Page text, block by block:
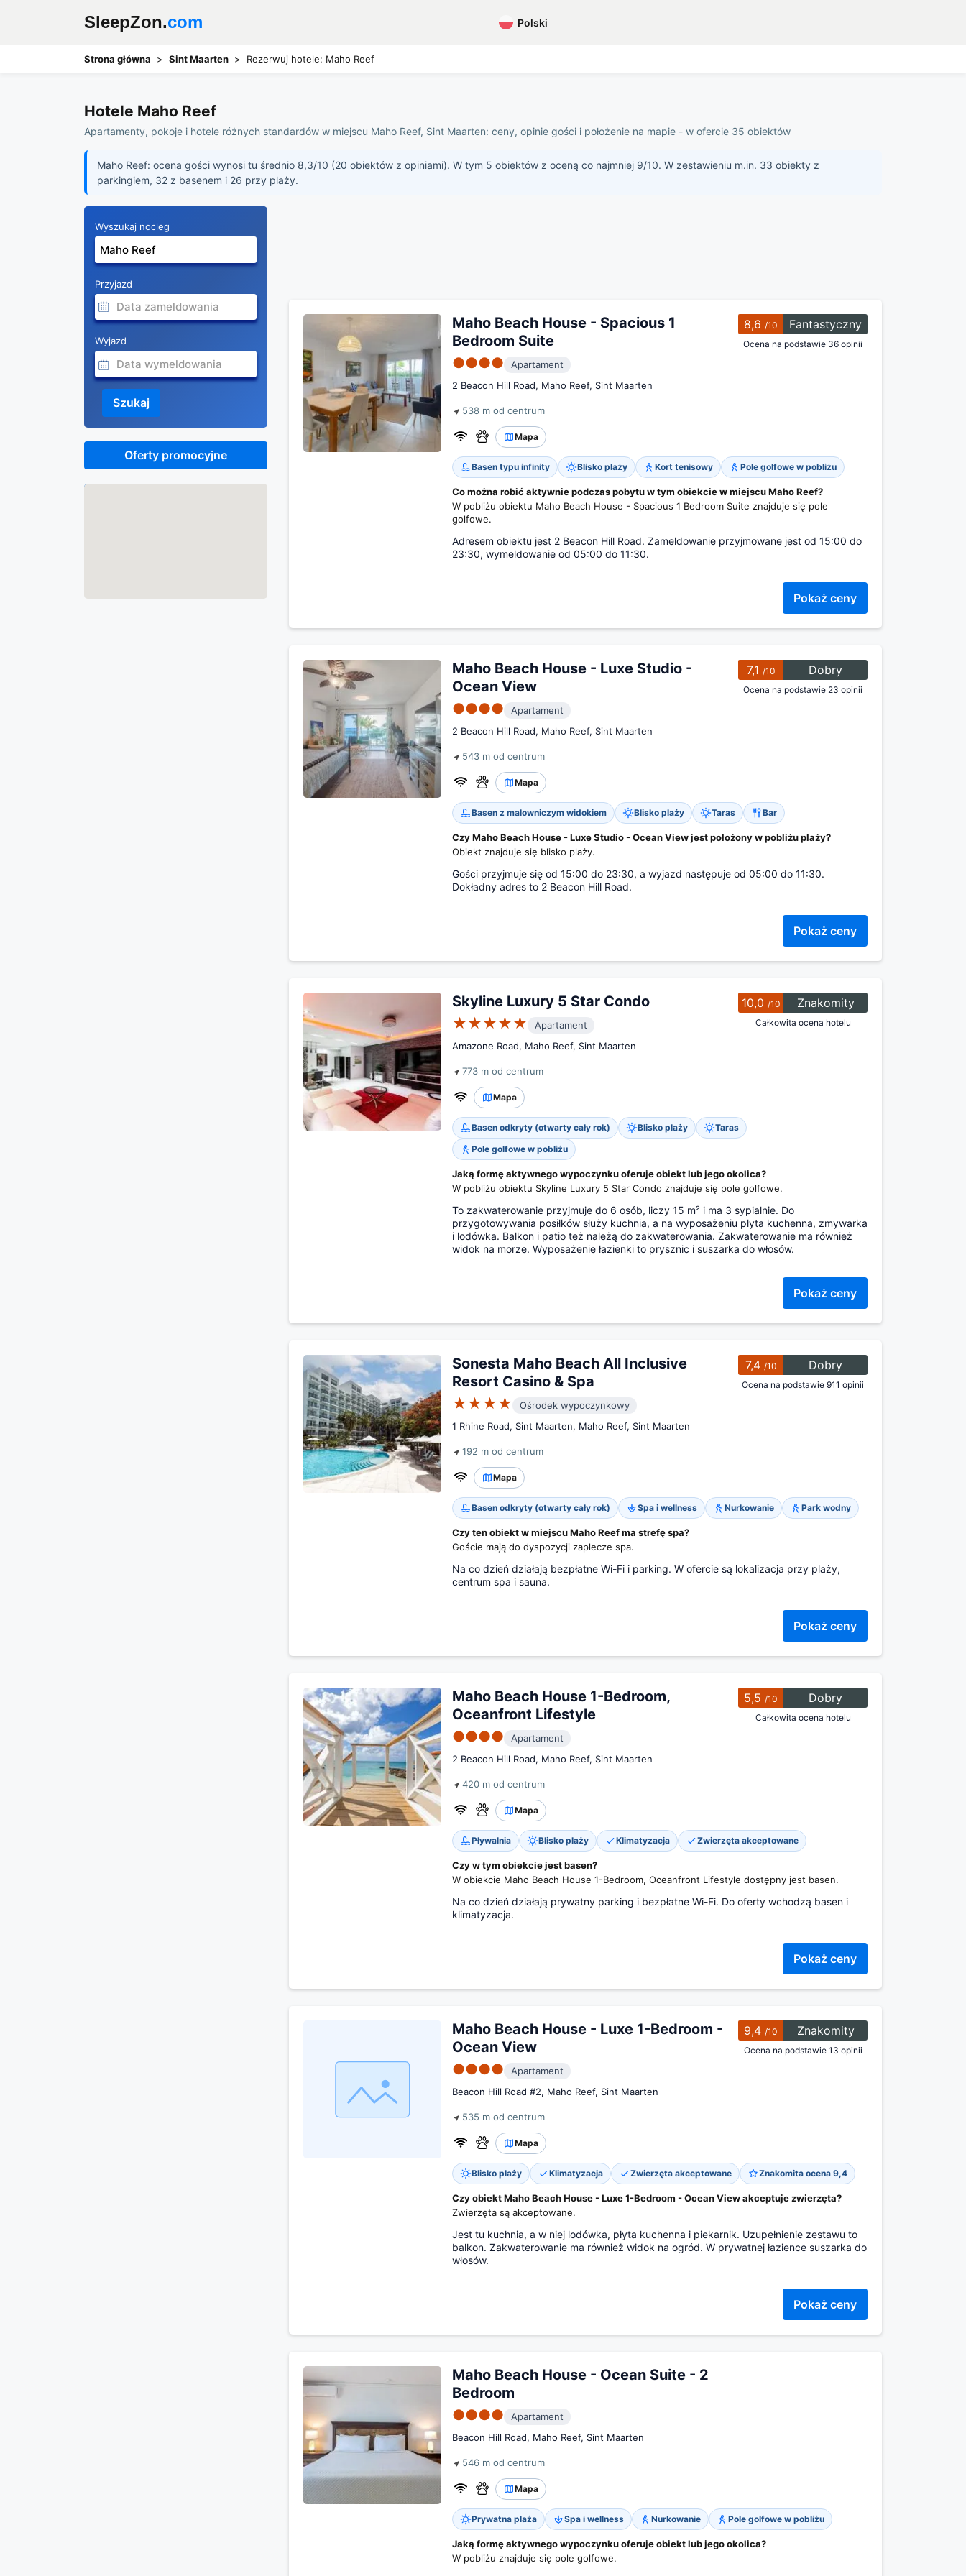
SleepZon.com Polski
Strona główna Sint Maarten Rezerwuj hotele: Maho Reef
Hotele Maho Reef
Apartamenty, pokoje i hotele różnych standardów w miejscu Maho Reef, Sint Maarten: ceny, opinie gości i położenie na mapie - w ofercie 35 obiektów
Maho Reef: ocena gości wynosi tu średnio 8,3/10 (20 obiektów z opiniami). W tym 5 obiektów z oceną co najmniej 9/10. W zestawieniu m.in. 33 obiekty z
parkingiem, 32 z basenem i 26 przy plaży.
8,6 /10 Fantastyczny
Ocena na podstawie 36 opinii
Maho Beach House - Spacious 1
Bedroom Suite
●●●●
Apartament
2 Beacon Hill Road, Maho Reef, Sint Maarten
538 m od centrum
Mapa
Basen typu infinity Blisko plaży Kort tenisowy Pole golfowe w pobliżu
Co można robić aktywnie podczas pobytu w tym obiekcie w miejscu Maho Reef?
W pobliżu obiektu Maho Beach House - Spacious 1 Bedroom Suite znajduje się pole
golfowe.
Adresem obiektu jest 2 Beacon Hill Road. Zameldowanie przyjmowane jest od 15:00 do
23:30, wymeldowanie od 05:00 do 11:30.
Pokaż ceny
7,1 /10 Dobry
Ocena na podstawie 23 opinii
Maho Beach House - Luxe Studio -
Ocean View
●●●●
Apartament
2 Beacon Hill Road, Maho Reef, Sint Maarten
543 m od centrum
Mapa
Basen z malowniczym widokiem Blisko plaży Taras Bar
Czy Maho Beach House - Luxe Studio - Ocean View jest położony w pobliżu plaży?
Obiekt znajduje się blisko plaży.
Gości przyjmuje się od 15:00 do 23:30, a wyjazd następuje od 05:00 do 11:30.
Dokładny adres to 2 Beacon Hill Road.
Pokaż ceny
10,0 /10 Znakomity
Całkowita ocena hotelu
Skyline Luxury 5 Star Condo
★★★★★
Apartament
Amazone Road, Maho Reef, Sint Maarten
773 m od centrum
Mapa
Basen odkryty (otwarty cały rok) Blisko plaży
Taras
Pole golfowe w pobliżu
Jaką formę aktywnego wypoczynku oferuje obiekt lub jego okolica?
W pobliżu obiektu Skyline Luxury 5 Star Condo znajduje się pole golfowe.
To zakwaterowanie przyjmuje do 6 osób, liczy 15 m² i ma 3 sypialnie. Do
przygotowywania posiłków służy kuchnia, a na wyposażeniu płyta kuchenna, zmywarka
i lodówka. Balkon i patio też należą do zakwaterowania. Zakwaterowanie ma również
widok na morze. Wyposażenie łazienki to prysznic i suszarka do włosów.
Pokaż ceny
7,4 /10 Dobry
Ocena na podstawie 911 opinii
Sonesta Maho Beach All Inclusive
Resort Casino & Spa
★★★★
Ośrodek wypoczynkowy
1 Rhine Road, Sint Maarten, Maho Reef, Sint Maarten
192 m od centrum
Mapa
Basen odkryty (otwarty cały rok) Spa i wellness Nurkowanie Park wodny
Czy ten obiekt w miejscu Maho Reef ma strefę spa?
Goście mają do dyspozycji zaplecze spa.
Na co dzień działają bezpłatne Wi-Fi i parking. W ofercie są lokalizacja przy plaży,
centrum spa i sauna.
Pokaż ceny
5,5 /10 Dobry
Całkowita ocena hotelu
Maho Beach House 1-Bedroom,
Oceanfront Lifestyle
●●●●
Apartament
2 Beacon Hill Road, Maho Reef, Sint Maarten
420 m od centrum
Mapa
Pływalnia Blisko plaży Klimatyzacja Zwierzęta akceptowane
Czy w tym obiekcie jest basen?
W obiekcie Maho Beach House 1-Bedroom, Oceanfront Lifestyle dostępny jest basen.
Na co dzień działają prywatny parking i bezpłatne Wi-Fi. Do oferty wchodzą basen i
klimatyzacja.
Pokaż ceny
9,4 /10 Znakomity
Ocena na podstawie 13 opinii
Maho Beach House - Luxe 1-Bedroom -
Ocean View
●●●●
Apartament
Beacon Hill Road #2, Maho Reef, Sint Maarten
535 m od centrum
Mapa
Blisko plaży Klimatyzacja Zwierzęta akceptowane Znakomita ocena 9,4
Czy obiekt Maho Beach House - Luxe 1-Bedroom - Ocean View akceptuje zwierzęta?
Zwierzęta są akceptowane.
Jest tu kuchnia, a w niej lodówka, płyta kuchenna i piekarnik. Uzupełnienie zestawu to
balkon. Zakwaterowanie ma również widok na ogród. W prywatnej łazience suszarka do
włosów.
Pokaż ceny
Maho Beach House - Ocean Suite - 2
Bedroom
●●●●
Apartament
Beacon Hill Road, Maho Reef, Sint Maarten
546 m od centrum
Mapa
Prywatna plaża Spa i wellness Nurkowanie Pole golfowe w pobliżu
Jaką formę aktywnego wypoczynku oferuje obiekt lub jego okolica?
W pobliżu znajduje się pole golfowe.
Wyszukaj nocleg
Przyjazd
Wyjazd
Szukaj
Oferty promocyjne